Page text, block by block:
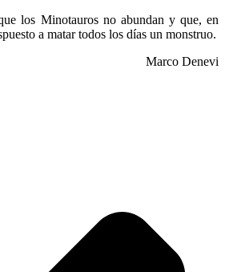
los Minotauros no abundan y que, en
a matar todos los días un monstruo.
Marco Denevi